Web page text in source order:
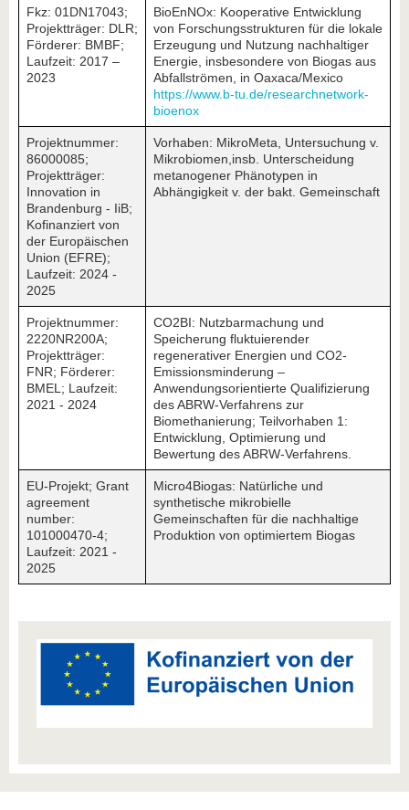
Fkz: 01DN17043;
Projektträger: DLR;
Förderer: BMBF;
Laufzeit: 2017 –
2023
BioEnNOx: Kooperative Entwicklung
von Forschungsstrukturen für die lokale
Erzeugung und Nutzung nachhaltiger
Energie, insbesondere von Biogas aus
Abfallströmen, in Oaxaca/Mexico
https://www.b-tu.de/researchnetwork-
bioenox
Projektnummer:
86000085;
Projektträger:
Innovation in
Brandenburg - IiB;
Kofinanziert von
der Europäischen
Union (EFRE);
Laufzeit: 2024 -
2025
Vorhaben: MikroMeta, Untersuchung v.
Mikrobiomen,insb. Unterscheidung
metanogener Phänotypen in
Abhängigkeit v. der bakt. Gemeinschaft
Projektnummer:
2220NR200A;
Projektträger:
FNR; Förderer:
BMEL; Laufzeit:
2021 - 2024
CO2BI: Nutzbarmachung und
Speicherung fluktuierender
regenerativer Energien und CO2-
Emissionsminderung –
Anwendungsorientierte Qualifizierung
des ABRW-Verfahrens zur
Biomethanierung; Teilvorhaben 1:
Entwicklung, Optimierung und
Bewertung des ABRW-Verfahrens.
EU-Projekt; Grant
agreement
number:
101000470-4;
Laufzeit: 2021 -
2025
Micro4Biogas: Natürliche und
synthetische mikrobielle
Gemeinschaften für die nachhaltige
Produktion von optimiertem Biogas